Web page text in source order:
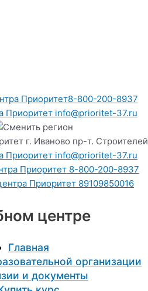
8-800-200-8937
info@prioritet-37.ru
г. Иваново пр-т.
info@prioritet-37.ru
8-800-200-8937
89109850016
центре
Главная
организации
и документы